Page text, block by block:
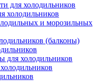
для холодильников
холодильников
и морозильных
(балконы)
для холодильников